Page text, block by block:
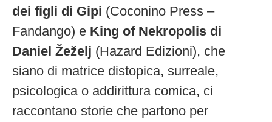
dei figli di Gipi (Coconino Press –
Fandango) e King of Nekropolis di
Daniel Žeželj (Hazard Edizioni), che
siano di matrice distopica, surreale,
psicologica o addirittura comica, ci
raccontano storie che partono per